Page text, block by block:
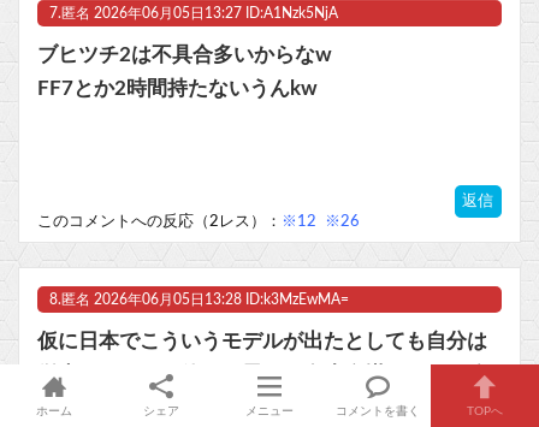
7. 匿名 2026年06月05日13:27 ID:A1Nzk5NjA
ブヒツチ2は不具合多いからなw
FF7とか2時間持たないうんkw
返信
このコメントへの反応（2レス）： ※12 ※26
8. 匿名 2026年06月05日13:28 ID:k3MzEwMA=
仮に日本でこういうモデルが出たとしても自分は
従来のモデルを使うと思う、多少金掛かっても公
式(プロ)に頼んだ方が安心できるし、そもそもPS5
ホーム シェア メニュー コメントを書く TOPへ